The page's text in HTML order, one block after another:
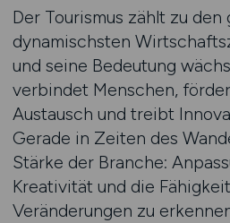
Der Tourismus zählt zu den
dynamischsten
und seine Bedeutung
verbindet Menschen,
Austausch und treibt
Gerade in Zeiten des
Stärke der Branche:
Kreativität und die
Veränderungen zu